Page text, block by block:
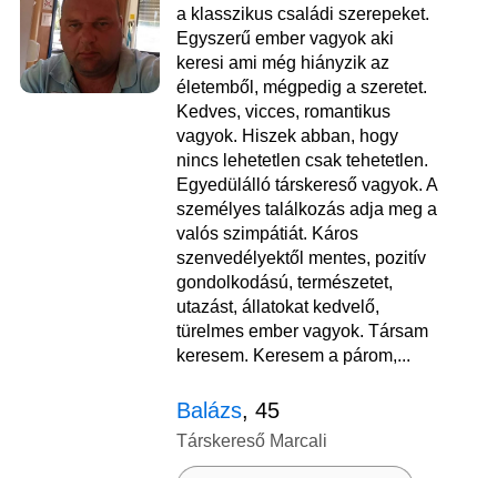
a klasszikus családi szerepeket.
Egyszerű ember vagyok aki
keresi ami még hiányzik az
életemből, mégpedig a szeretet.
Kedves, vicces, romantikus
vagyok. Hiszek abban, hogy
nincs lehetetlen csak tehetetlen.
Egyedülálló társkereső vagyok. A
személyes találkozás adja meg a
valós szimpátiát. Káros
szenvedélyektől mentes, pozitív
gondolkodású, természetet,
utazást, állatokat kedvelő,
türelmes ember vagyok. Társam
keresem. Keresem a párom,...
Balázs, 45
Társkereső Marcali